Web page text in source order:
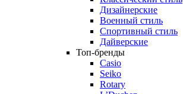
Дизайнерские
Военный стиль
Спортивный стиль
Дайверские
Топ-бренды
Casio
Seiko
Rotary